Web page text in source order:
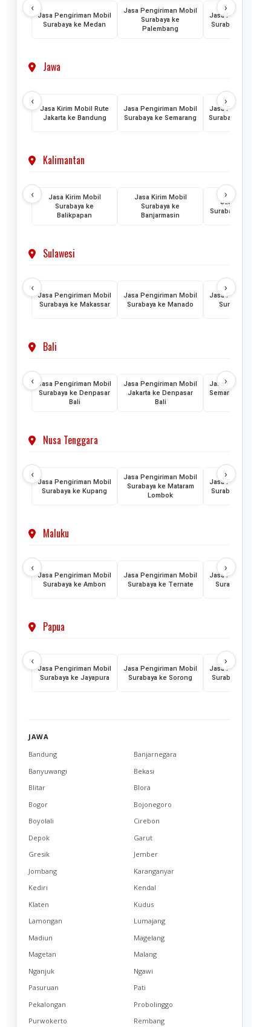
‹
Jasa Pengiriman Mobil
Surabaya ke Medan
Jasa Pengiriman Mobil
Surabaya ke
Palembang
Jasa Pengiriman
Surabaya ke
›
Jawa
‹
Jasa Kirim Mobil Rute
Jakarta ke Bandung
Jasa Pengiriman Mobil
Surabaya ke Semarang
Jasa Pengiriman
Surabaya ke
›
Kalimantan
‹
Jasa Kirim Mobil
Surabaya ke
Balikpapan
Jasa Kirim Mobil
Surabaya ke
Banjarmasin
Jasa Kirim
Surabaya ke
›
Sulawesi
‹
Jasa Pengiriman Mobil
Surabaya ke Makassar
Jasa Pengiriman Mobil
Surabaya ke Manado
Jasa Pengiriman
Surabaya ke
›
Bali
‹
Jasa Pengiriman Mobil
Surabaya ke Denpasar
Bali
Jasa Pengiriman Mobil
Jakarta ke Denpasar
Bali
Jasa Pengiriman
Semarang ke
›
Nusa Tenggara
‹
Jasa Pengiriman Mobil
Surabaya ke Kupang
Jasa Pengiriman Mobil
Surabaya ke Mataram
Lombok
Jasa Pengiriman
Surabaya ke
›
Maluku
‹
Jasa Pengiriman Mobil
Surabaya ke Ambon
Jasa Pengiriman Mobil
Surabaya ke Ternate
Jasa Pengiriman
Surabaya ke
›
Papua
‹
Jasa Pengiriman Mobil
Surabaya ke Jayapura
Jasa Pengiriman Mobil
Surabaya ke Sorong
Jasa Pengiriman
Surabaya ke
›
JAWA
Bandung
Banjarnegara
Banyuwangi
Bekasi
Blitar
Blora
Bogor
Bojonegoro
Boyolali
Cirebon
Depok
Garut
Gresik
Jember
Jombang
Karanganyar
Kediri
Kendal
Klaten
Kudus
Lamongan
Lumajang
Madiun
Magelang
Magetan
Malang
Nganjuk
Ngawi
Pasuruan
Pati
Pekalongan
Probolinggo
Purwokerto
Rembang